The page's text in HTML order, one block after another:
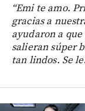
“Emi te amo.
gracias a
ayudaron a que
salieran súper
tan lindos. Se